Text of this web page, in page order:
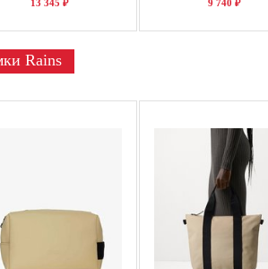
13 345 ₽ 9 740 ₽
Rains